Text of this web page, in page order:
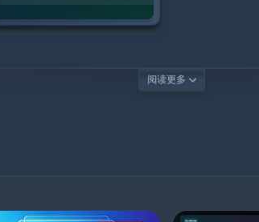
阅读更多